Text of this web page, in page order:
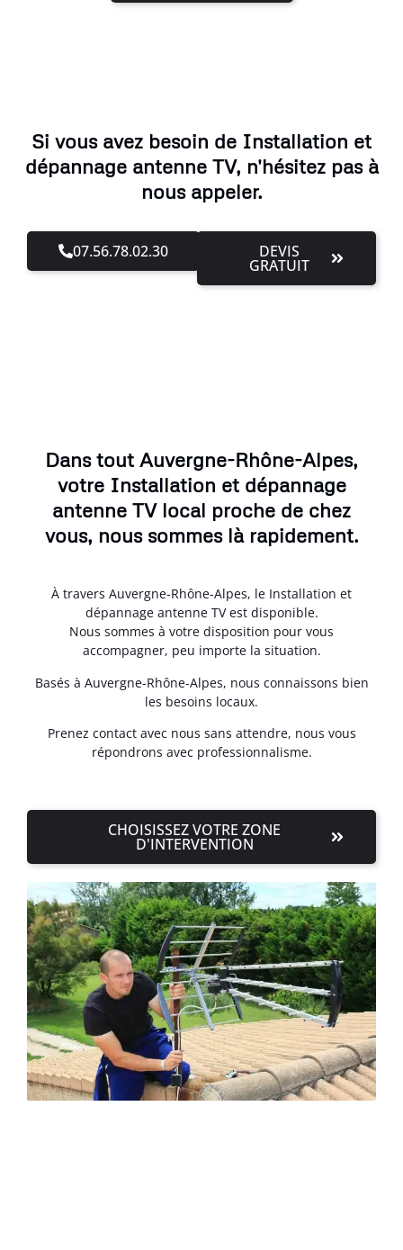
Si vous avez besoin de Installation et
dépannage antenne TV, n'hésitez pas à
nous appeler.
07.56.78.02.30 DEVIS
GRATUIT
Dans tout Auvergne-Rhône-Alpes,
votre Installation et dépannage
antenne TV local proche de chez
vous, nous sommes là rapidement.
À travers Auvergne-Rhône-Alpes, le Installation et
dépannage antenne TV est disponible.
Nous sommes à votre disposition pour vous
accompagner, peu importe la situation.
Basés à Auvergne-Rhône-Alpes, nous connaissons bien
les besoins locaux.
Prenez contact avec nous sans attendre, nous vous
répondrons avec professionnalisme.
CHOISISSEZ VOTRE ZONE
D'INTERVENTION